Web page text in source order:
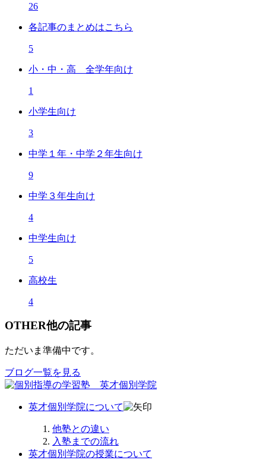
26
各記事のまとめはこちら
5
小・中・高 全学年向け
1
小学生向け
3
中学１年・中学２年生向け
9
中学３年生向け
4
中学生向け
5
高校生
4
OTHER他の記事
ただいま準備中です。
ブログ一覧を見る
英才個別学院について
他塾との違い
入塾までの流れ
英才個別学院の授業について